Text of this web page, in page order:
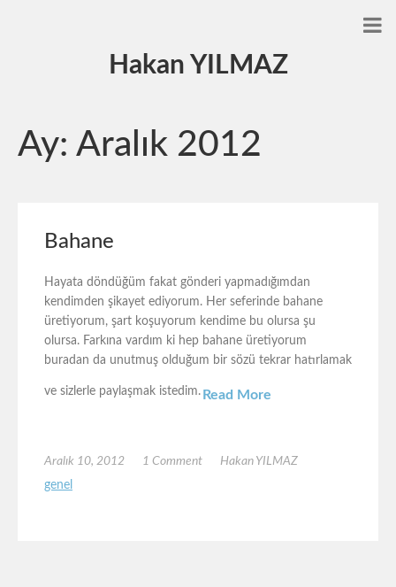
Hakan YILMAZ
Ay: Aralık 2012
Bahane
Hayata döndüğüm fakat gönderi yapmadığımdan
kendimden şikayet ediyorum. Her seferinde bahane
üretiyorum, şart koşuyorum kendime bu olursa şu
olursa. Farkına vardım ki hep bahane üretiyorum
buradan da unutmuş olduğum bir sözü tekrar hatırlamak
ve sizlerle paylaşmak istedim. Read More
Aralık 10, 2012 1 Comment
Hakan YILMAZ
genel